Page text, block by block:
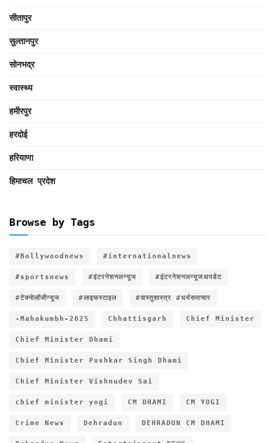
सीतापुर
सुल्तानपुर
सोनभद्र
स्वास्थ्य
हमीरपुर
हरदोई
हरियाणा
हिमाचल प्रदेश
Browse by Tags
#Bollywoodnews #internationalnews
#sportsnews #इंटरनेशनलन्यूज #इंटरनेशनलन्यूजअपडेट
#टेक्नोलॉजीन्यूज #लाइफस्टाइल #वास्तुशास्त्र #धर्मसमाचार
-Mahakumbh-2025 Chhattisgarh Chief Minister
Chief Minister Dhami
Chief Minister Pushkar Singh Dhami
Chief Minister Vishnudev Sai
chief minister yogi CM DHAMI CM YOGI
Crime News Dehradun DEHRADUN CM DHAMI